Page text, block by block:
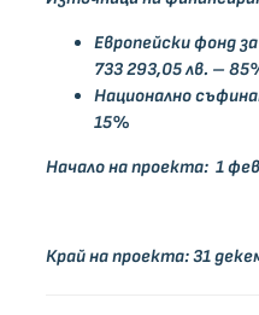
Европейски фонд
733 293,05 лв. –
Национално
15%
Начало на проекта: 1
Край на проекта: 31